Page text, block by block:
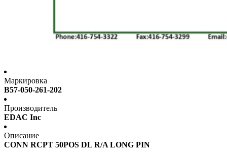
Маркировка
B57-050-261-202
Производитель
EDAC Inc
Описание
CONN RCPT 50POS DL R/A LONG PIN